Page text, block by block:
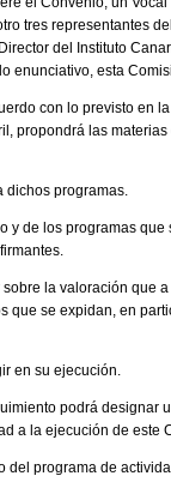
tres representantes
del Instituto
enunciativo, esta
con lo previsto en
propondrá las
dichos programas.
de los programas
la valoración que
se expidan, en
en su ejecución.
podrá designar
a la ejecución de este
programa de